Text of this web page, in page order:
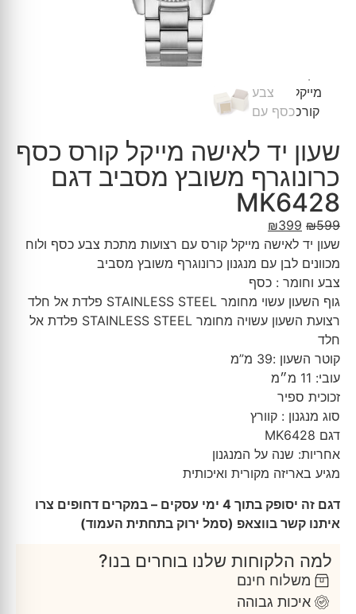
שעון יד לאישה מייקל קורס כסף
כרונוגרף משובץ מסביב דגם
MK6428
₪599
₪399
שעון יד לאישה מייקל קורס עם רצועות מתכת צבע כסף ולוח
מכוונים לבן עם מנגנון כרונוגרף משובץ מסביב
צבע וחומר : כסף
גוף השעון עשוי מחומר STAINLESS STEEL פלדת אל חלד
רצועת השעון עשויה מחומר STAINLESS STEEL פלדת אל
חלד
קוטר השעון :39 מ”מ
עובי: 11 מ״מ
זכוכית ספיר
סוג מנגנון : קוורץ
דגם MK6428
אחריות: שנה על המנגנון
מגיע באריזה מקורית ואיכותית
דגם זה יסופק בתוך 4 ימי עסקים – במקרים דחופים צרו
איתנו קשר בווצאפ (סמל ירוק בתחתית העמוד)
למה הלקוחות שלנו בוחרים בנו?
משלוח חינם
איכות גבוהה